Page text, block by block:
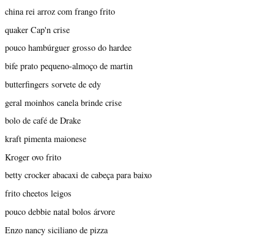
china rei arroz com frango frito
quaker Cap'n crise
pouco hambúrguer grosso do hardee
bife prato pequeno-almoço de martin
butterfingers sorvete de edy
geral moinhos canela brinde crise
bolo de café de Drake
kraft pimenta maionese
Kroger ovo frito
betty crocker abacaxi de cabeça para baixo
frito cheetos leigos
pouco debbie natal bolos árvore
Enzo nancy siciliano de pizza